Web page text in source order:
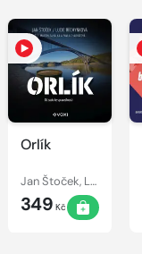
Orlík
Jan Štoček, Lucie Bechynková
349 Kč